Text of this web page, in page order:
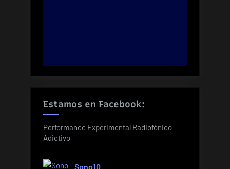
Estamos en Facebook:
Performance Experimental Radiofónico
Adictivo
Sono10